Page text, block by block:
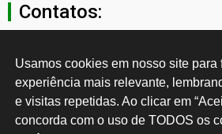
Contatos:
11 3874-0040
Rua Cardoso de Almeida, 1843,
Usamos cookies em nosso site para
experiência mais relevante,
e visitas repetidas. Ao clicar em
concorda com o uso de TODOS os